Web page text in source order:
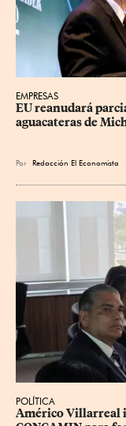
EMPRESAS
EU reanudará
aguacateras de
Por Redacción El Economista
POLÍTICA
Américo Villarreal